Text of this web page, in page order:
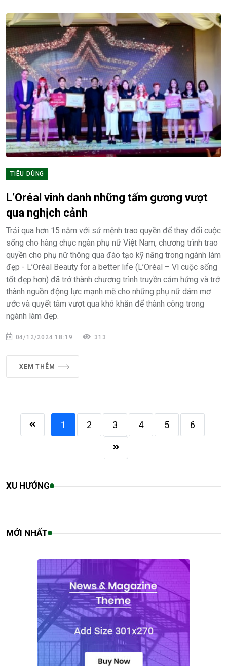
TIÊU DÙNG
L’Oréal vinh danh những tấm gương vượt
qua nghịch cảnh
Trải qua hơn 15 năm với sứ mệnh trao quyền để thay đổi cuộc
sống cho hàng chục ngàn phụ nữ Việt Nam, chương trình trao
quyền cho phụ nữ thông qua đào tạo kỹ năng trong ngành làm
đẹp - L’Oréal Beauty for a better life (L’Oréal – Vì cuộc sống
tốt đẹp hơn) đã trở thành chương trình truyền cảm hứng và trở
thành nguồn động lực mạnh mẽ cho những phụ nữ dám mơ
ước và quyết tâm vượt qua khó khăn để thành công trong
ngành làm đẹp.
04/12/2024 18:19 313
XEM THÊM
1 2 3 4 5 6
XU HƯỚNG
MỚI NHẤT